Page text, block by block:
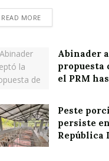
READ MORE
Abinader
propuesta
el PRM
Peste
persiste
República